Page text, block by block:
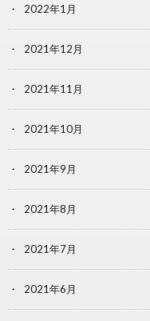
2022年1月
2021年12月
2021年11月
2021年10月
2021年9月
2021年8月
2021年7月
2021年6月